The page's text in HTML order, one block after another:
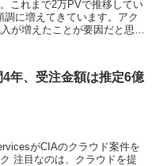
これまで2万PVで推移してい
に増えてきています。アク
が増えたことが要因だと思い
4年、受注金額は推定6億
がCIAのクラウド案件を
注目なのは、クラウドを提